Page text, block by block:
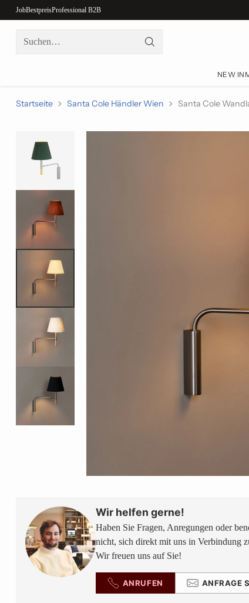
JobBestpreisProfessional B2B
Suchen…
NEW IN
Startseite Santa Cole Händler Wien Santa Cole
Wir helfen gerne!
Haben Sie Fragen, Anregungen oder
nicht, sich direkt mit uns in Verbindung
Wir freuen uns auf Sie!
ANRUFEN ANFRAGE